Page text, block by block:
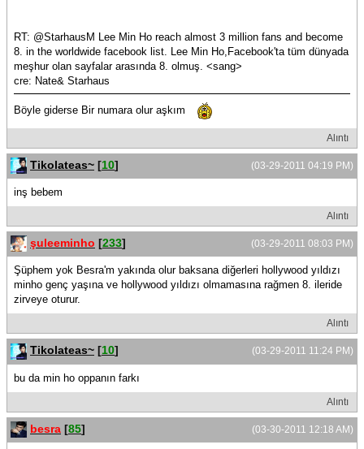
RT: @StarhausM Lee Min Ho reach almost 3 million fans and become
8. in the worldwide facebook list. Lee Min Ho,Facebook'ta tüm dünyada
meşhur olan sayfalar arasında 8. olmuş. <sang>
cre: Nate& Starhaus
Böyle giderse Bir numara olur aşkım
Alıntı
(03-29-2011 04:19 PM)
Tikolateas~ [10]
inş bebem
Alıntı
(03-29-2011 08:03 PM)
şuleeminho [233]
Şüphem yok Besra'm yakında olur baksana diğerleri hollywood yıldızı
minho genç yaşına ve hollywood yıldızı olmamasına rağmen 8. ileride
zirveye oturur.
Alıntı
(03-29-2011 11:24 PM)
Tikolateas~ [10]
bu da min ho oppanın farkı
Alıntı
(03-30-2011 12:18 AM)
besra [85]